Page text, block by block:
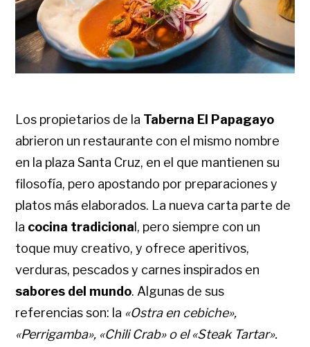
Los propietarios de la Taberna El Papagayo
abrieron un restaurante con el mismo nombre
en la plaza Santa Cruz, en el que mantienen su
filosofía, pero apostando por preparaciones y
platos más elaborados. La nueva carta parte de
la cocina tradicional, pero siempre con un
toque muy creativo, y ofrece aperitivos,
verduras, pescados y carnes inspirados en
sabores del mundo. Algunas de sus
referencias son: la «Ostra en cebiche»,
«Perrigamba», «Chili Crab» o el «Steak Tartar».